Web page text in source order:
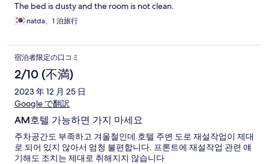
The bed is dusty and the room is not clean.
natda、1 泊旅行
宿泊者限定の口コミ
2/10 (不満)
2023 年 12 月 25 日
Google で翻訳
AM호텔 가능하면 가지 마세요
주차공간도 부족하고 겨울철인데 호텔 주변 도로 재설작업이 제대
로 되어 있지 않아서 엄청 불편합니다. 프론트에 재설작업 관련 얘
기해도 조치는 제대로 취해지지 않습니다